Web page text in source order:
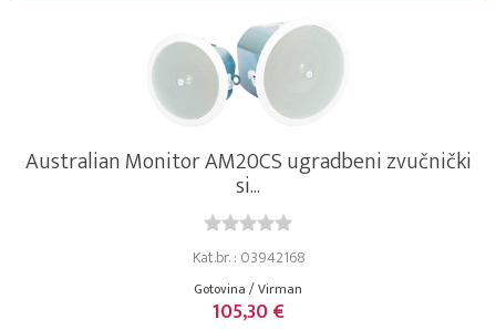
Australian Monitor AM20CS ugradbeni zvučnički
si...
Kat.br. : 03942168
Gotovina / Virman
105,30 €